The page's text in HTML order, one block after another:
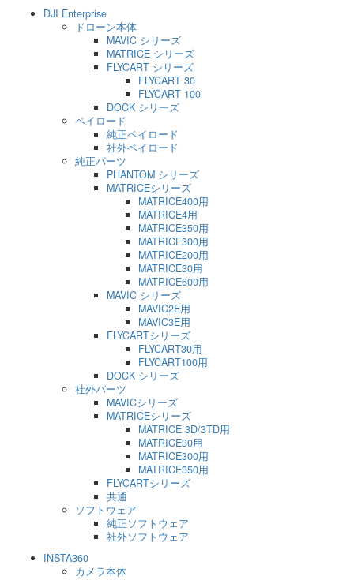
DJI Enterprise
ドローン本体
MAVIC シリーズ
MATRICE シリーズ
FLYCART シリーズ
FLYCART 30
FLYCART 100
DOCK シリーズ
ペイロード
純正ペイロード
社外ペイロード
純正パーツ
PHANTOM シリーズ
MATRICEシリーズ
MATRICE400用
MATRICE4用
MATRICE350用
MATRICE300用
MATRICE200用
MATRICE30用
MATRICE600用
MAVIC シリーズ
MAVIC2E用
MAVIC3E用
FLYCARTシリーズ
FLYCART30用
FLYCART100用
DOCK シリーズ
社外パーツ
MAVICシリーズ
MATRICEシリーズ
MATRICE 3D/3TD用
MATRICE30用
MATRICE300用
MATRICE350用
FLYCARTシリーズ
共通
ソフトウェア
純正ソフトウェア
社外ソフトウェア
INSTA360
カメラ本体